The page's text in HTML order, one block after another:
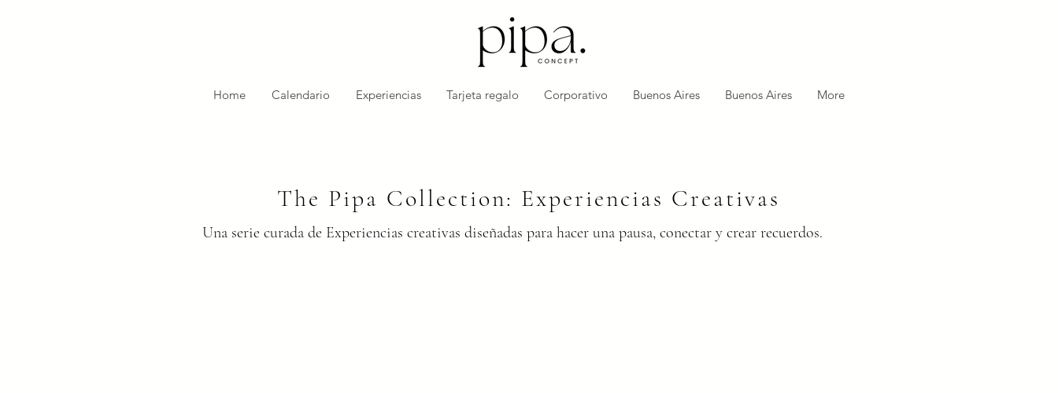
Home Calendario Experiencias Tarjeta regalo Corporativo Buenos Aires Buenos Aires More
The Pipa Collection: Experiencias Creativas
Una serie curada de Experiencias creativas diseñadas para hacer una pausa, conectar y crear recuerdos.